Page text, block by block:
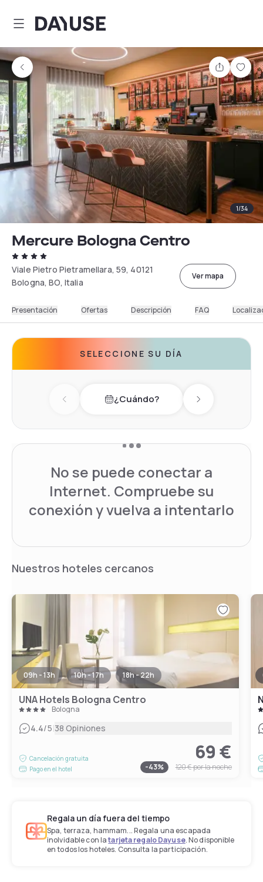
Dayuse
1/34
Mercure Bologna Centro
Viale Pietro Pietramellara, 59, 40121
Bologna, BO, Italia
Ver mapa
Presentación Ofertas Descripción FAQ
SELECCIONE SU DÍA
Previous day¿Cuándo? Next day
No se puede conectar a
Internet. Compruebe su
conexión y vuelva a intentarlo
Nuestros hoteles cercanos
09h - 13h 10h - 17h 18h - 22h
UNA Hotels Bologna Centro
Bologna
4.4/5|38 Opiniones
Cancelación gratuita
Pago en el hotel
69 €
-43% 120 €por la noche
Regala un día fuera del tiempo
Spa, terraza, hammam... Regala una escapada
inolvidable con latarjeta regalo Dayuse. No disponible
en todos los hoteles. Consulta la participación.